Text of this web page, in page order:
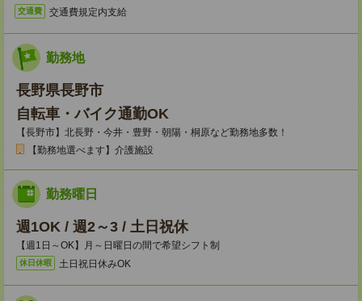
交通費 交通費規定内支給
勤務地
長野県長野市
自転車・バイク通勤OK
【長野市】北長野・今井・豊野・朝陽・桐原など勤務地多数！
【勤務地選べます】介護施設
勤務曜日
週1OK / 週2～3 / 土日祝休
【週1日～OK】月～日曜日の間で希望シフト制
休日休暇 土日祝日休みOK